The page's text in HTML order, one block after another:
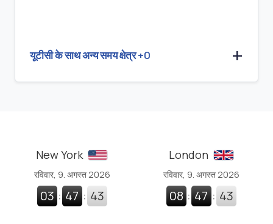
यूटीसी के साथ अन्य समय क्षेत्र +0
New York
रविवार, 9. अगस्त 2026
03 : 47 : 44
London
रविवार, 9. अगस्त 2026
08 : 47 : 44